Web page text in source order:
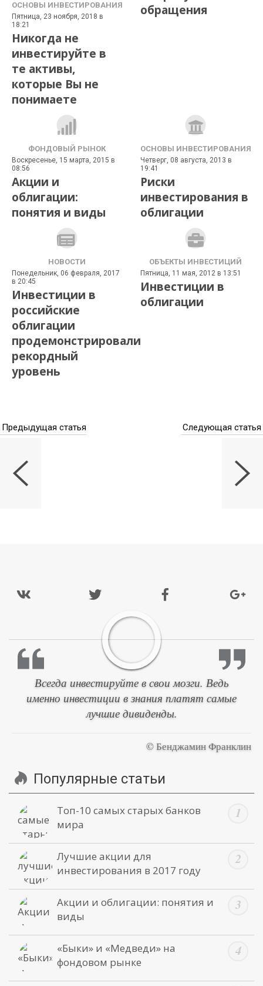
ОСНОВЫ ИНВЕСТИРОВАНИЯ
Пятница, 23 ноября, 2018 в
18:21
Никогда не
инвестируйте в
те активы,
которые Вы не
понимаете
обращения
ФОНДОВЫЙ РЫНОК
Воскресенье, 15 марта, 2015 в
08:56
Акции и
облигации:
понятия и виды
ОСНОВЫ ИНВЕСТИРОВАНИЯ
Четверг, 08 августа, 2013 в
19:41
Риски
инвестирования в
облигации
НОВОСТИ
Понедельник, 06 февраля, 2017
в 20:45
Инвестиции в
российские
облигации
продемонстрировали
рекордный
уровень
ОБЪЕКТЫ ИНВЕСТИЦИЙ
Пятница, 11 мая, 2012 в 13:51
Инвестиции в
облигации
Предыдущая статья Следующая статья
Всегда инвестируйте в свои мозги. Ведь
именно инвестиции в знания платят самые
лучшие дивиденды.
© Бенджамин Франклин
Популярные статьи
Топ-10 самых старых банков
мира
Лучшие акции для
инвестирования в 2017 году
Акции и облигации: понятия и
виды
«Быки» и «Медведи» на
фондовом рынке